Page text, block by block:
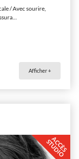
/ Avec sourire,
...
Afficher +
A
C
C
È
S
S
T
U
D
I
O